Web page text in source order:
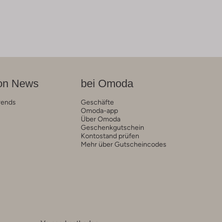
News bei Omoda
Geschäfte
Omoda-app
Über Omoda
Geschenkgutschein
Kontostand prüfen
Mehr über Gutscheincodes